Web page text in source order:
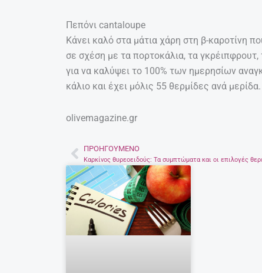
Πεπόνι cantaloupe
Κάνει καλό στα μάτια χάρη στη β-καροτίνη
σε σχέση με τα πορτοκάλια, τα γκρέιπφρουτ,
για να καλύψει το 100% των ημερησίων
κάλιο και έχει μόλις 55 θερμίδες ανά μερίδα.
olivemagazine.gr
Prev
ΠΡΟΗΓΟΎΜΕΝΟ